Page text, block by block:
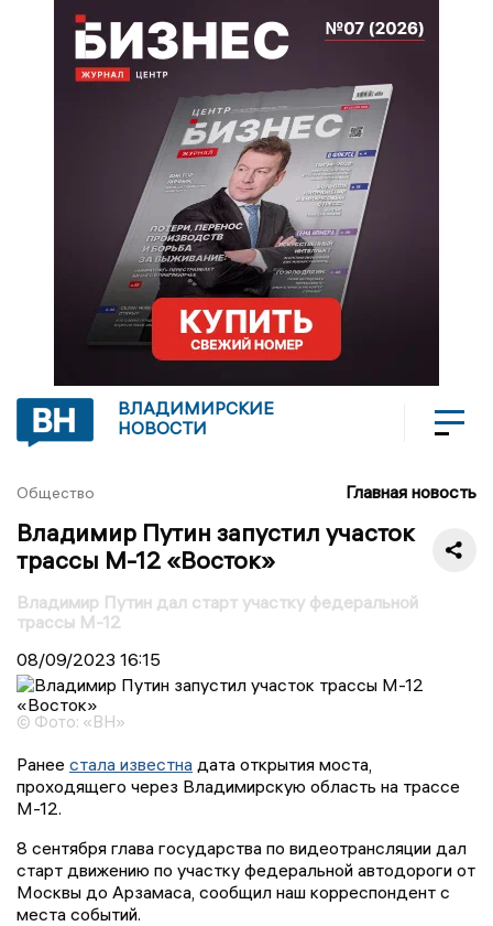
ВЛАДИМИРСКИЕ
НОВОСТИ
Общество Главная новость
Владимир Путин запустил участок
трассы М-12 «Восток»
Владимир Путин дал старт участку федеральной
трассы М-12
08/09/2023 16:15
© Фото: «ВН»
Ранее стала известна дата открытия моста,
проходящего через Владимирскую область на трассе
М-12.
8 сентября глава государства по видеотрансляции дал
старт движению по участку федеральной автодороги от
Москвы до Арзамаса, сообщил наш корреспондент с
места событий.